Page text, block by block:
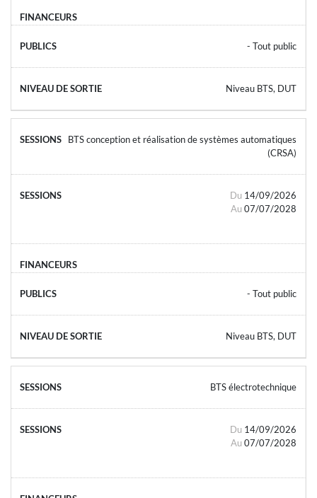
- Tout public
Niveau BTS, DUT
BTS conception et réalisation de systèmes automatiques
(CRSA)
Du 14/09/2026
Au 07/07/2028
- Tout public
Niveau BTS, DUT
BTS électrotechnique
Du 14/09/2026
Au 07/07/2028